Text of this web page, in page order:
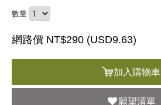
數量
網路價 NT$290 (USD9.63)
加入購物車
願望清單